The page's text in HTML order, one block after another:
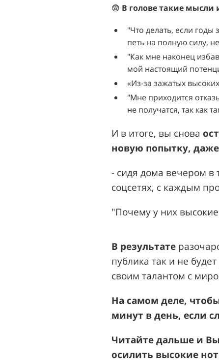
😨 В голове такие мысли
"Что делать, если
петь на полную силу,
"Как мне наконец
мой настоящий
«Из-за зажатых
"Мне приходится
не получатся, так как
И в итоге, вы снова
новую попытку, даже
- сидя дома вечером в
соцсетях, с каждым
"Почему у них
В результате
публика так и не
своим талантом с
На самом деле,
минут в день, если
Читайте дальше и
осилить высокие